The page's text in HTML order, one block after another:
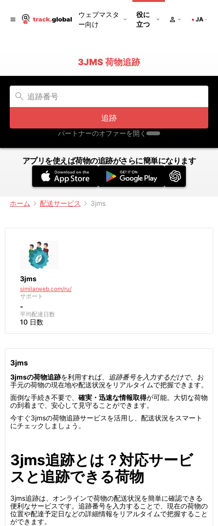
ウェブマスタ
ー向け
役に
立つ
JA
3JMS 荷物追跡
追跡
パートナーのオファーを開く
アプリを使えば荷物の追跡がさらに簡単になります
ホーム 配送サービス 3jms
3jms
similarweb.com/ru/
サポート
-
平均配達日数
10 日数
3jms
3jmsの荷物追跡を利用すれば、 追跡番号を入力するだけで、お
手元の荷物の現在地や配送状況をリアルタイムで把握できます。
面倒な手続き不要で、 確実・迅速な情報取得が可能。大切な荷物
の到着まで、安心して見守ることができます。
今すぐ3jmsの荷物追跡サービスを活用し、配送状況をスマート
にチェックしましょう。
3jms追跡とは？対応サービ
スと追跡できる荷物
3jms追跡は、オンラインで荷物の配送状況を簡単に確認できる
便利なサービスです。追跡番号を入力することで、現在の荷物の
位置や配達予定日などの詳細情報をリアルタイムで把握すること
ができます。